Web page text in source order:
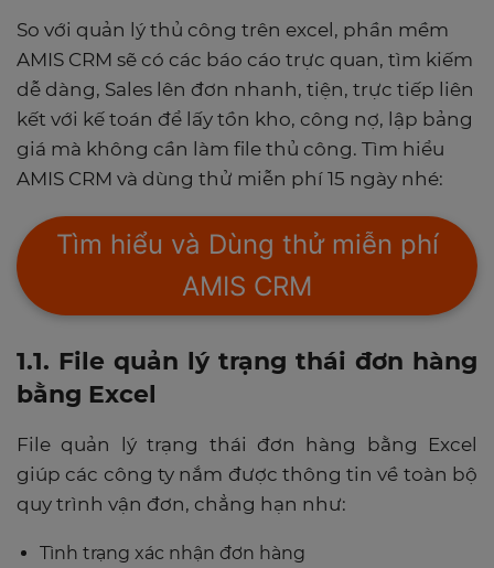
So với quản lý thủ công trên excel, phần mềm
AMIS CRM sẽ có các báo cáo trực quan, tìm kiếm
dễ dàng, Sales lên đơn nhanh, tiện, trực tiếp liên
kết với kế toán để lấy tồn kho, công nợ, lập bảng
giá mà không cần làm file thủ công. Tìm hiểu
AMIS CRM và dùng thử miễn phí 15 ngày nhé:
Tìm hiểu và Dùng thử miễn phí
AMIS CRM
1.1. File quản lý trạng thái đơn hàng
bằng Excel
File quản lý trạng thái đơn hàng bằng Excel
giúp các công ty nắm được thông tin về toàn bộ
quy trình vận đơn, chẳng hạn như:
Tình trạng xác nhận đơn hàng